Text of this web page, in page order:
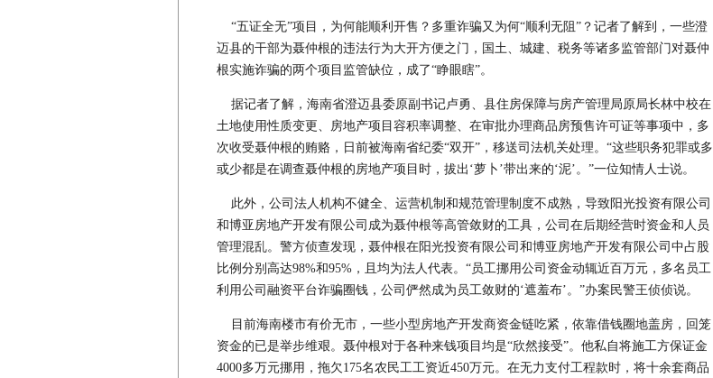
“五证全无”项目，为何能顺利开售？多重诈骗又为何“顺利无阻”？记者了解到，一些澄
迈县的干部为聂仲根的违法行为大开方便之门，国土、城建、税务等诸多监管部门对聂仲
根实施诈骗的两个项目监管缺位，成了“睁眼瞎”。
据记者了解，海南省澄迈县委原副书记卢勇、县住房保障与房产管理局原局长林中校在
土地使用性质变更、房地产项目容积率调整、在审批办理商品房预售许可证等事项中，多
次收受聂仲根的贿赂，日前被海南省纪委“双开”，移送司法机关处理。“这些职务犯罪或多
或少都是在调查聂仲根的房地产项目时，拔出‘萝卜’带出来的‘泥’。”一位知情人士说。
此外，公司法人机构不健全、运营机制和规范管理制度不成熟，导致阳光投资有限公司
和博亚房地产开发有限公司成为聂仲根等高管敛财的工具，公司在后期经营时资金和人员
管理混乱。警方侦查发现，聂仲根在阳光投资有限公司和博亚房地产开发有限公司中占股
比例分别高达98%和95%，且均为法人代表。“员工挪用公司资金动辄近百万元，多名员工
利用公司融资平台诈骗圈钱，公司俨然成为员工敛财的‘遮羞布’。”办案民警王侦侦说。
目前海南楼市有价无市，一些小型房地产开发商资金链吃紧，依靠借钱圈地盖房，回笼
资金的已是举步维艰。聂仲根对于各种来钱项目均是“欣然接受”。他私自将施工方保证金
4000多万元挪用，拖欠175名农民工工资近450万元。在无力支付工程款时，将十余套商品